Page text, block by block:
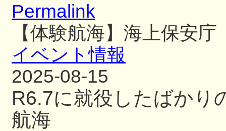
Permalink
【体験航海】海上保安
イベント情報
2025-08-15
R6.7に就役したばかり
航海